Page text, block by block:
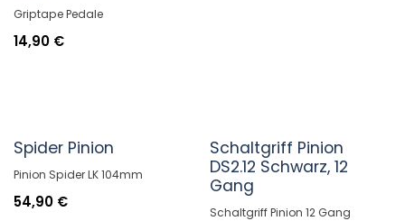
Griptape Pedale
14,90 €
Spider Pinion
Pinion Spider LK 104mm
54,90 €
Schaltgriff Pinion
DS2.12 Schwarz, 12
Gang
Schaltgriff Pinion 12 Gang